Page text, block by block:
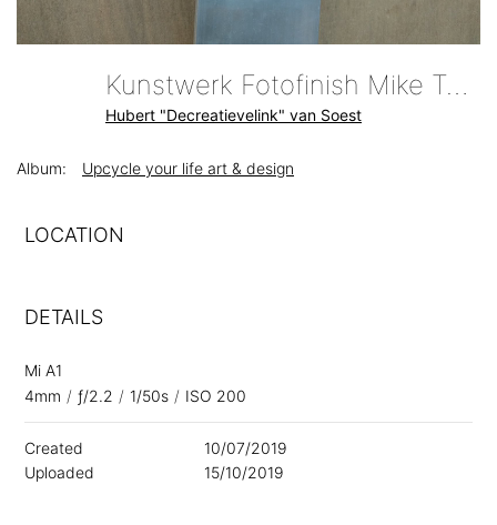
Kunstwerk Fotofinish Mike Teunissen Gele Trui Tour De France Brussel
Hubert "Decreatievelink" van Soest
Album: Upcycle your life art & design
LOCATION
DETAILS
Mi A1
4mm / ƒ/2.2 / 1/50s / ISO 200
Created
10/07/2019
Uploaded
15/10/2019